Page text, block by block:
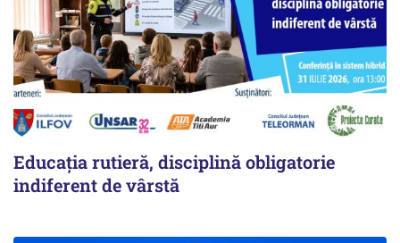
Educația rutieră, disciplină obligatorie
indiferent de vârstă